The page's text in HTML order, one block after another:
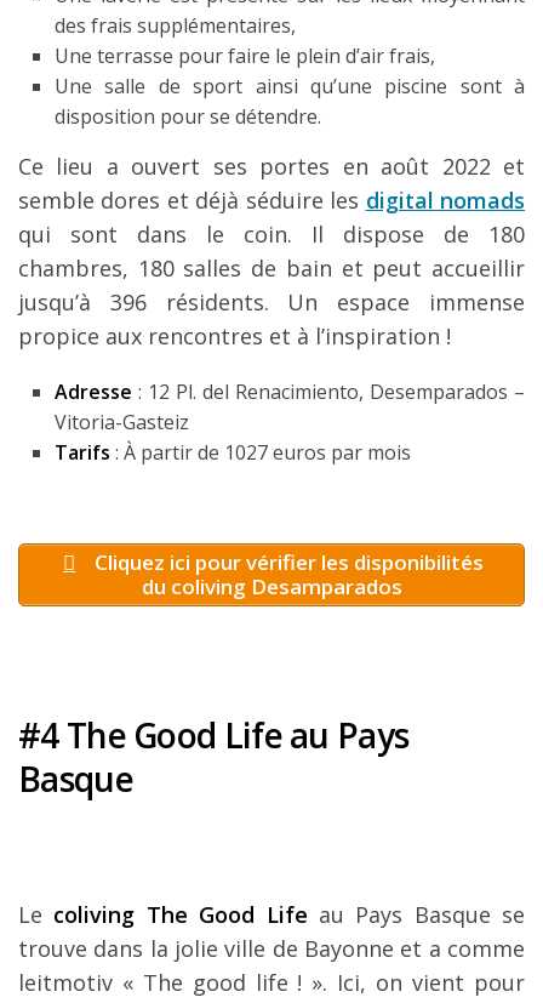
des frais supplémentaires,
Une terrasse pour faire le plein d’air frais,
Une salle de sport ainsi qu’une piscine sont à
disposition pour se détendre.
Ce lieu a ouvert ses portes en août 2022 et
semble dores et déjà séduire les digital nomads
qui sont dans le coin. Il dispose de 180
chambres, 180 salles de bain et peut accueillir
jusqu’à 396 résidents. Un espace immense
propice aux rencontres et à l’inspiration !
Adresse : 12 Pl. del Renacimiento, Desemparados –
Vitoria-Gasteiz
Tarifs : À partir de 1027 euros par mois
Cliquez ici pour vérifier les disponibilités
du coliving Desamparados
#4 The Good Life au Pays
Basque
Le coliving The Good Life au Pays Basque se
trouve dans la jolie ville de Bayonne et a comme
leitmotiv « The good life ! ». Ici, on vient pour